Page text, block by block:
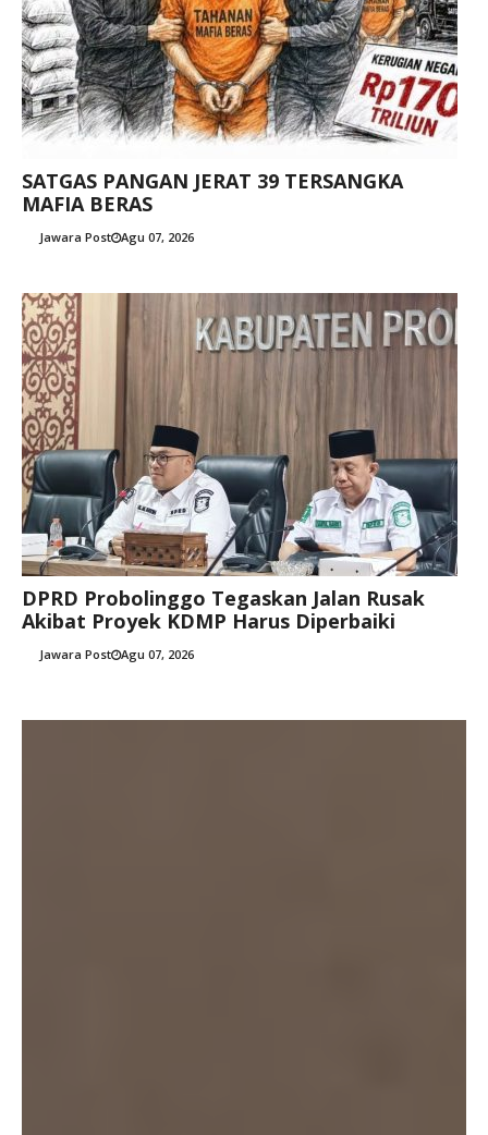
SATGAS PANGAN JERAT 39 TERSANGKA
MAFIA BERAS
Jawara Post Agu 07, 2026
DPRD Probolinggo Tegaskan Jalan Rusak
Akibat Proyek KDMP Harus Diperbaiki
Jawara Post Agu 07, 2026